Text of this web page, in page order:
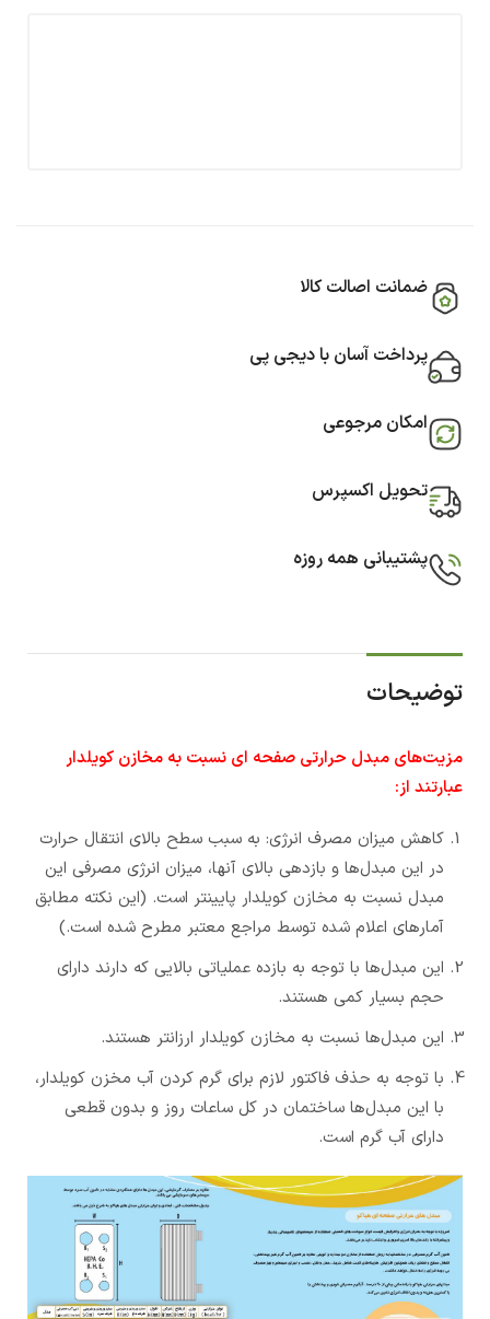
ضمانت اصالت کالا
پرداخت آسان با دیجی پی
امکان مرجوعی
تحویل اکسپرس
پشتیبانی همه روزه
توضیحات
مزیت‌های مبدل‌ حرارتی صفحه ای نسبت به مخازن کویلدار
عبارتند از:
کاهش میزان مصرف انرژی: به سبب سطح بالای انتقال حرارت
در این مبدل‌ها و بازدهی بالای آنها، میزان انرژی مصرفی این
مبدل نسبت به مخازن کویلدار پایینتر است. (این نکته مطابق
آمارهای اعلام شده توسط مراجع معتبر مطرح شده است.)
این مبدل‌ها با توجه به بازده عملیاتی بالایی که دارند دارای
حجم بسیار کمی هستند.
این مبدل‌ها نسبت به مخازن کویلدار ارزانتر هستند.
با توجه به حذف فاکتور لازم برای گرم کردن آب مخزن کویلدار،
با این مبدل‌ها ساختمان در کل ساعات روز و بدون قطعی
دارای آب گرم است.